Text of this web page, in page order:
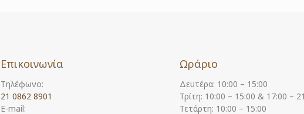
Επικοινωνία
Τηλέφωνο:
21 0862 8901
E-mail:
Ωράριο
Δευτέρα: 10:00 – 15:00
Τρίτη: 10:00 – 15:00 & 17:00 –
Τετάρτη: 10:00 – 15:00